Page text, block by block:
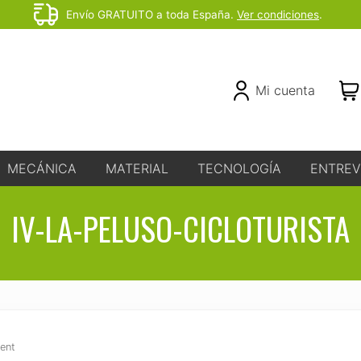
Before
Envío GRATUITO a toda España. Ver condiciones.
Header
RightMi cuenta
MECÁNICA MATERIAL TECNOLOGÍA
IV-LA-PELUSO-CICLOTURISTA